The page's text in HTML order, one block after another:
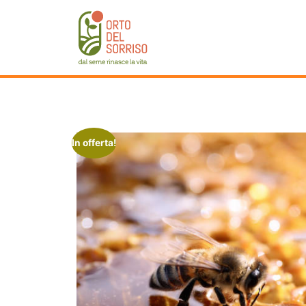
In offerta!